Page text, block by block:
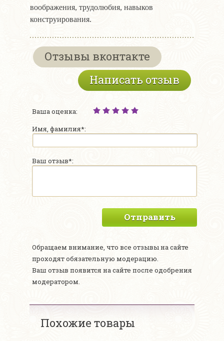
воображения, трудолюбия, навыков
конструирования.
Отзывы вконтакте
Написать отзыв
Ваша оценка:
Имя, фамилия*:
Ваш отзыв*:
Отправить
Обращаем внимание, что все отзывы на сайте
проходят обязательную модерацию.
Ваш отзыв появится на сайте после одобрения
модератором.
Похожие товары